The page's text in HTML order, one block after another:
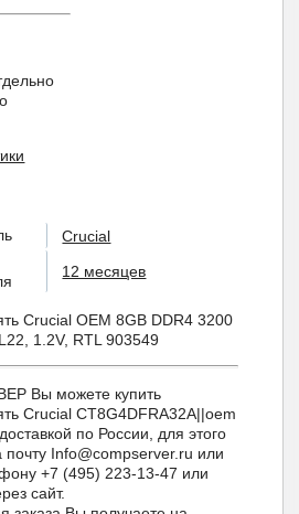
Crucial
12 месяцев
Crucial OEM 8GB DDR4 3200
1.2V, RTL 903549
Вы можете купить
Crucial CT8G4DFRA32A||oem
по России, для этого
почту Info@compserver.ru или
+7 (495) 223-13-47 или
сайт.